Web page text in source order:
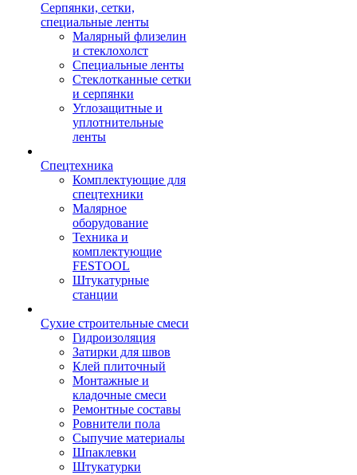
Серпянки, сетки,
специальные ленты
Малярный флизелин
и стеклохолст
Специальные ленты
Стеклотканные сетки
и серпянки
Углозащитные и
уплотнительные
ленты
Спецтехника
Комплектующие для
спецтехники
Малярное
оборудование
Техника и
комплектующие
FESTOOL
Штукатурные
станции
Сухие строительные смеси
Гидроизоляция
Затирки для швов
Клей плиточный
Монтажные и
кладочные смеси
Ремонтные составы
Ровнители пола
Сыпучие материалы
Шпаклевки
Штукатурки